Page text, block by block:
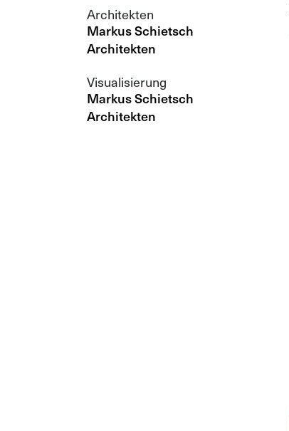
Architekten
Markus Schietsch
Architekten
Visualisierung
Markus Schietsch
Architekten